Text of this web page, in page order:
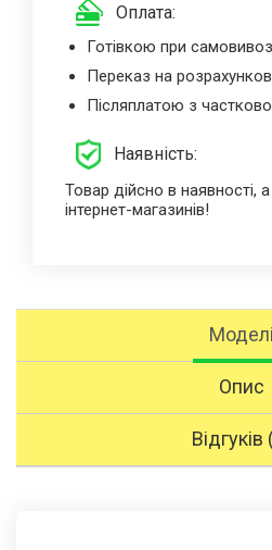
Оплата:
Готівкою при
Переказ на
Післяплатою з
Наявність:
Товар дійсно в наявності,
інтернет-магазинів!
Моделі
Опис
Відгуків